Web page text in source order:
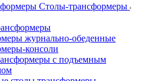
Столы-трансформеры
журнально-обеденные
консоли
с подъемным